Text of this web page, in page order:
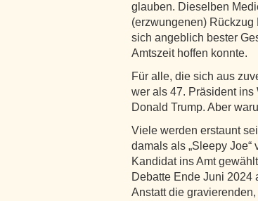
glauben. Dieselben
(erzwungenen)
sich angeblich bester
Amtszeit hoffen konnte.
Für alle, die sich aus
wer als 47. Präsident
Donald Trump. Aber
Viele werden erstaunt
damals als „Sleepy
Kandidat ins Amt
Debatte Ende Juni 2024
Anstatt die